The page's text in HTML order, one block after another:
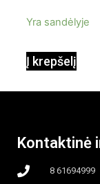
Yra sandėlyje
Į krepšelį
Kontaktinė
8 61694999